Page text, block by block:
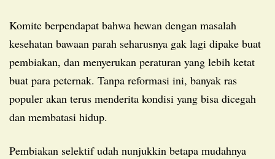
Komite berpendapat bahwa hewan dengan masalah
kesehatan bawaan parah seharusnya gak lagi dipake buat
pembiakan, dan menyerukan peraturan yang lebih ketat
buat para peternak. Tanpa reformasi ini, banyak ras
populer akan terus menderita kondisi yang bisa dicegah
dan membatasi hidup.
Pembiakan selektif udah nunjukkin betapa mudahnya